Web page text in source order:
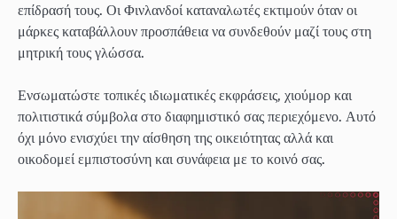
επίδρασή τους. Οι Φινλανδοί καταναλωτές εκτιμούν όταν οι
μάρκες καταβάλλουν προσπάθεια να συνδεθούν μαζί τους στη
μητρική τους γλώσσα.
Ενσωματώστε τοπικές ιδιωματικές εκφράσεις, χιούμορ και
πολιτιστικά σύμβολα στο διαφημιστικό σας περιεχόμενο. Αυτό
όχι μόνο ενισχύει την αίσθηση της οικειότητας αλλά και
οικοδομεί εμπιστοσύνη και συνάφεια με το κοινό σας.